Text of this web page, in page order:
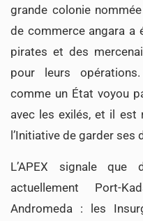
grande colonie
de commerce angara a
pirates et des
pour leurs
comme un État voyou
avec les exilés, et il est
l’Initiative de garder ses
L’APEX signale
actuellement Port-
Andromeda : les